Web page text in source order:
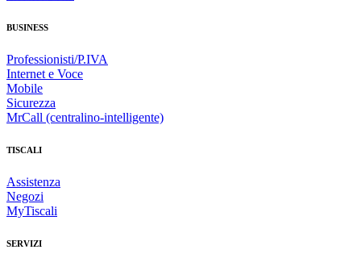
BUSINESS
Professionisti/P.IVA
Internet e Voce
Mobile
Sicurezza
MrCall (centralino-intelligente)
TISCALI
Assistenza
Negozi
MyTiscali
SERVIZI